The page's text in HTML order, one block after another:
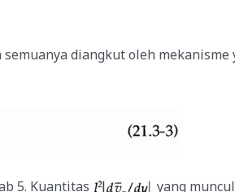
diangkut oleh mekanisme
5. Kuantitas yang